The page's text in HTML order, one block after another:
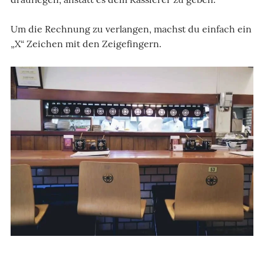
Um die Rechnung zu verlangen, machst du einfach ein
„X“ Zeichen mit den Zeigefingern.